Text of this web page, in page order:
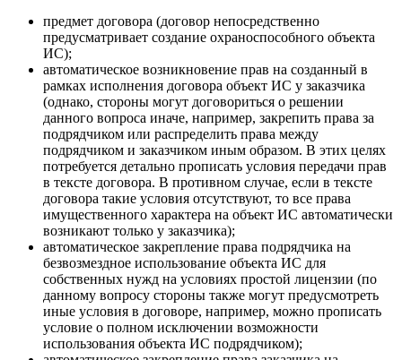
предмет договора (договор непосредственно
предусматривает создание охраноспособного объекта
ИС);
автоматическое возникновение прав на созданный в
рамках исполнения договора объект ИС у заказчика
(однако, стороны могут договориться о решении
данного вопроса иначе, например, закрепить права за
подрядчиком или распределить права между
подрядчиком и заказчиком иным образом. В этих целях
потребуется детально прописать условия передачи прав
в тексте договора. В противном случае, если в тексте
договора такие условия отсутствуют, то все права
имущественного характера на объект ИС автоматически
возникают только у заказчика);
автоматическое закрепление права подрядчика на
безвозмездное использование объекта ИС для
собственных нужд на условиях простой лицензии (по
данному вопросу стороны также могут предусмотреть
иные условия в договоре, например, можно прописать
условие о полном исключении возможности
использования объекта ИС подрядчиком);